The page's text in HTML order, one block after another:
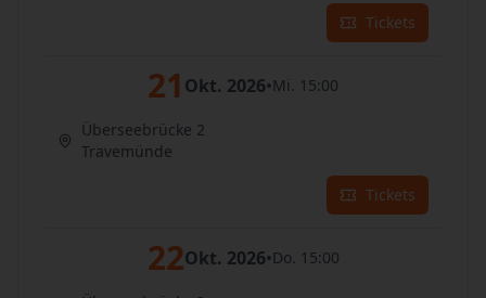
Tickets
21 Okt. 2026•Mi. 15:00
Überseebrücke 2
Travemünde
Tickets
22Okt. 2026•Do. 15:00